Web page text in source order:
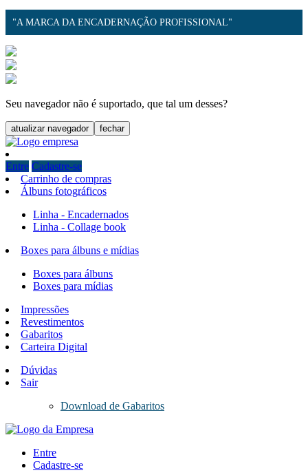
"A MARCA DA ENCADERNAÇÃO PROFISSIONAL"
Seu navegador não é suportado, que tal um desses?
atualizar navegador fechar
Entre Cadastre-se
Carrinho de compras
Álbuns fotográficos
Linha - Encadernados
Linha - Collage book
Boxes para álbuns e mídias
Boxes para álbuns
Boxes para mídias
Impressões
Revestimentos
Gabaritos
Carteira Digital
Dúvidas
Sair
Download de Gabaritos
Entre
Cadastre-se